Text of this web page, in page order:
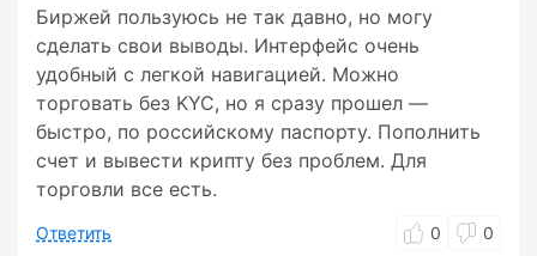
Биржей пользуюсь не так давно, но могу
сделать свои выводы. Интерфейс очень
удобный с легкой навигацией. Можно
торговать без KYC, но я сразу прошел —
быстро, по российскому паспорту. Пополнить
счет и вывести крипту без проблем. Для
торговли все есть.
Ответить 0 0